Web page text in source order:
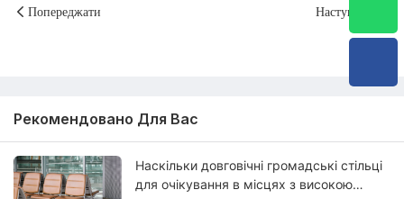
Попереджати Наступний
Рекомендовано Для Вас
Наскільки довговічні громадські стільці
для очікування в місцях з високою